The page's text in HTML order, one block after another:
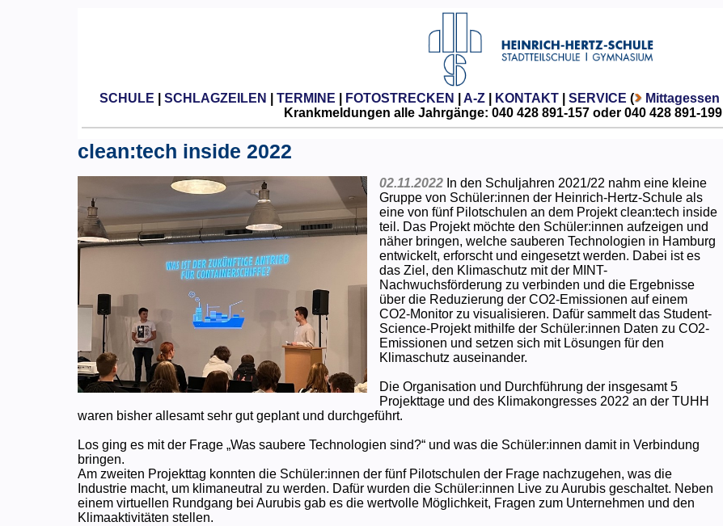
SCHULE SCHLAGZEILEN TERMINE FOTOSTRECKEN A-Z| KONTAKT| SERVICE ( Mittagessen
Krankmeldungen alle Jahrgänge: 040 428 891-157 oder 040 428 891-199
clean:tech inside 2022
02.11.2022 In den Schuljahren 2021/22 nahm eine kleine
Gruppe von Schüler:innen der Heinrich-Hertz-Schule als
eine von fünf Pilotschulen an dem Projekt clean:tech inside
teil. Das Projekt möchte den Schüler:innen aufzeigen und
näher bringen, welche sauberen Technologien in Hamburg
entwickelt, erforscht und eingesetzt werden. Dabei ist es
das Ziel, den Klimaschutz mit der MINT-
Nachwuchsförderung zu verbinden und die Ergebnisse
über die Reduzierung der CO2-Emissionen auf einem
CO2-Monitor zu visualisieren. Dafür sammelt das Student-
Science-Projekt mithilfe der Schüler:innen Daten zu CO2-
Emissionen und setzen sich mit Lösungen für den
Klimaschutz auseinander.
Die Organisation und Durchführung der insgesamt 5
Projekttage und des Klimakongresses 2022 an der TUHH
waren bisher allesamt sehr gut geplant und durchgeführt.
Los ging es mit der Frage „Was saubere Technologien sind?“ und was die Schüler:innen damit in Verbindung
bringen.
Am zweiten Projekttag konnten die Schüler:innen der fünf Pilotschulen der Frage nachzugehen, was die
Industrie macht, um klimaneutral zu werden. Dafür wurden die Schüler:innen Live zu Aurubis geschaltet. Neben
einem virtuellen Rundgang bei Aurubis gab es die wertvolle Möglichkeit, Fragen zum Unternehmen und den
Klimaaktivitäten stellen.